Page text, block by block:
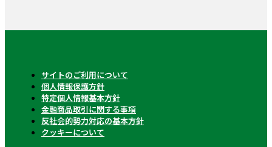
サイトのご利用について
個人情報保護方針
特定個人情報基本方針
金融商品取引に関する事項
反社会的勢力対応の基本方針
クッキーについて